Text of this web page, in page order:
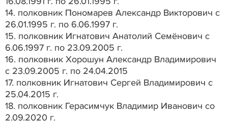
14. полковник Пономарев Александр Викторович с
26.01.1995 г. по 6.06.1997 г.
15. полковник Игнатович Анатолий Семёнович с
6.06.1997 г. по 23.09.2005 г.
16. полковник Хорошун Александр Владимирович
с 23.09.2005 г. по 24.04.2015
17. полковник Игнатович Сергей Владимирович с
25.04.2015 г.
18. полковник Герасимчук Владимир Иванович со
2.09.2020 г.